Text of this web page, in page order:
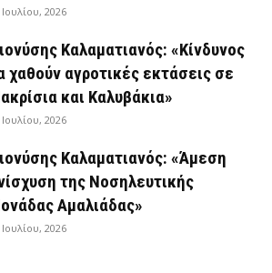
2026
Καλαματιανός: «Κίνδυνος
χαθούν αγροτικές εκτάσεις σε
και Καλυβάκια»
2026
Καλαματιανός: «Άμεση
της Νοσηλευτικής
Αμαλιάδας»
Ιουλίου, 2026